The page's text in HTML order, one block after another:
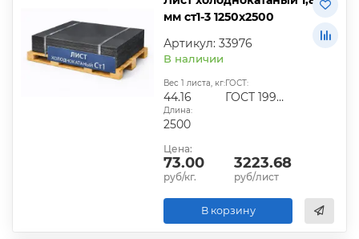
мм ст1-3 1250х2500
Артикул: 33976
В наличии
Вес 1 листа, кг:
44.16
ГОСТ:
ГОСТ 19904-90
Длина:
2500
Цена:
73.00
руб/кг.
3223.68
руб/лист
В корзину